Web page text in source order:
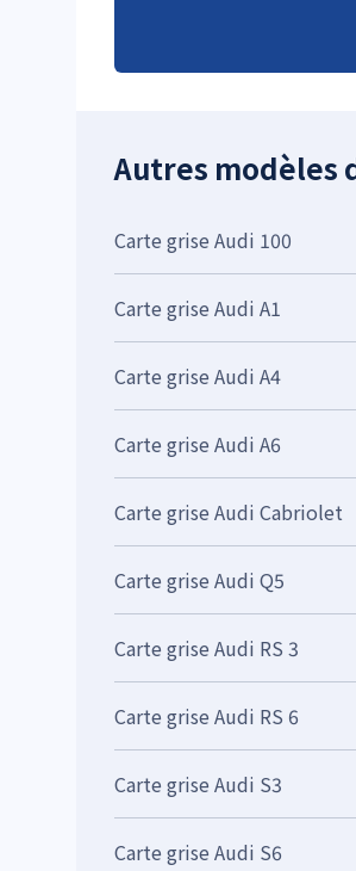
Autres modèles
Carte grise Audi 100
Carte grise Audi A1
Carte grise Audi A4
Carte grise Audi A6
Carte grise Audi Cabriolet
Carte grise Audi Q5
Carte grise Audi RS 3
Carte grise Audi RS 6
Carte grise Audi S3
Carte grise Audi S6